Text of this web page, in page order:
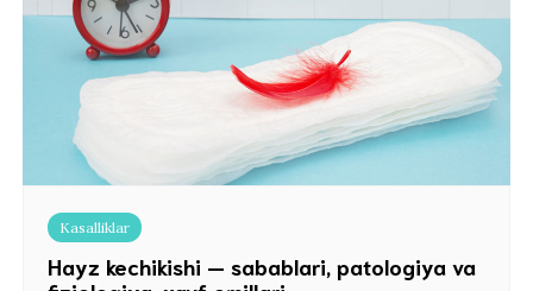
Kasalliklar
Hayz kechikishi — sabablari, patologiya va